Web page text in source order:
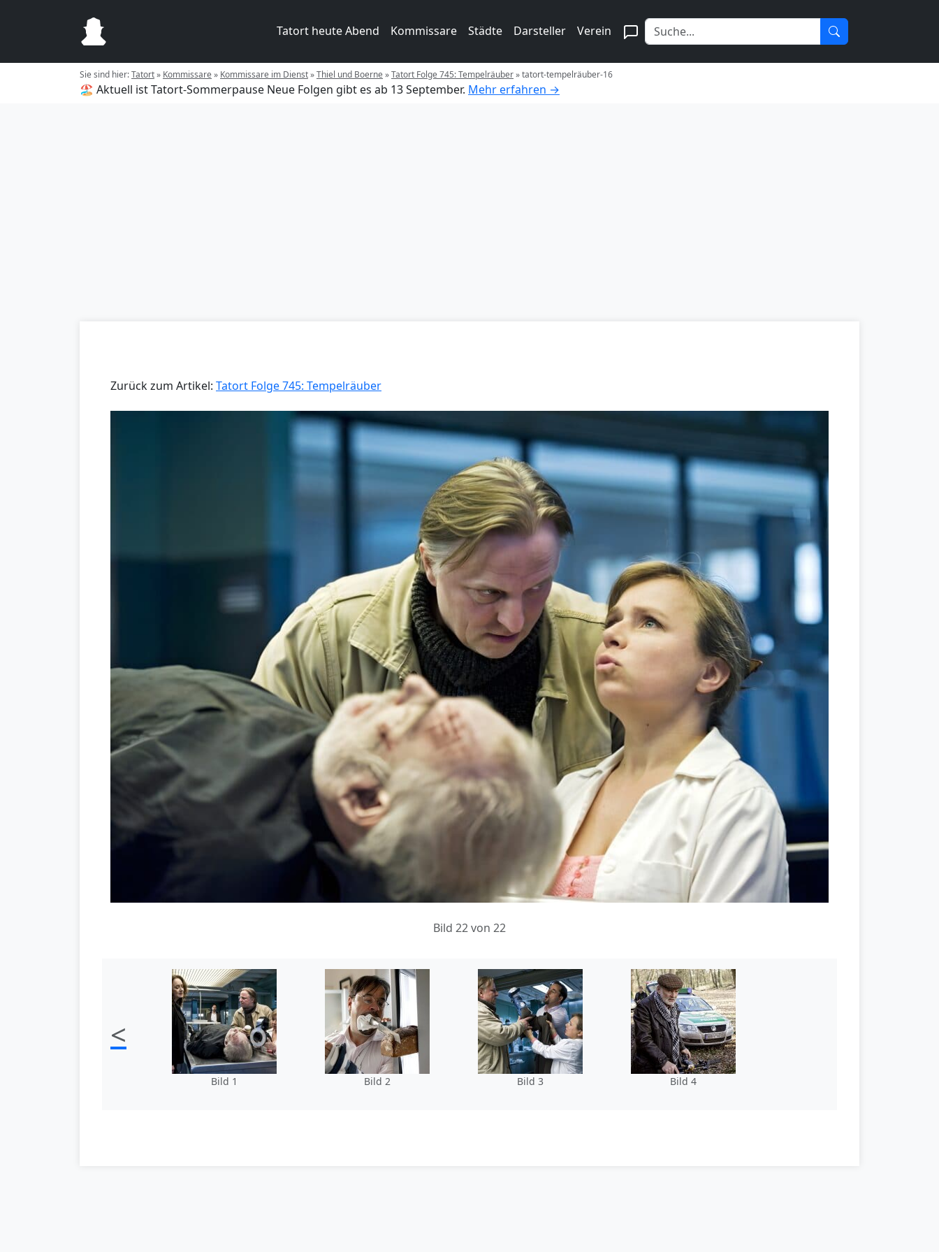
Tatort heute Abend Kommissare Städte Darsteller Verein
Sie sind hier:Tatort» Kommissare» Kommissare im Dienst»Thiel und Boerne»Tatort Folge 745: Tempelräuber»tatort-tempelräuber-16
🏖️ Aktuell ist Tatort-Sommerpause Neue Folgen gibt es ab 13 September. Mehr erfahren →
Zurück zum Artikel: Tatort Folge 745: Tempelräuber
Bild 22 von 22
<
Bild 1 Bild 2 Bild 3 Bild 4